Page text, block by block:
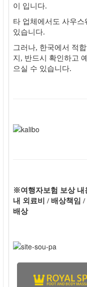
이 입니다.
타 업체에서도 사우
있습니다.
그러나, 한국에서 적
지, 반드시 확인하고
으실 수 있습니다.
※여행자보험 보상 내
내 외료비 / 배상책임
배상